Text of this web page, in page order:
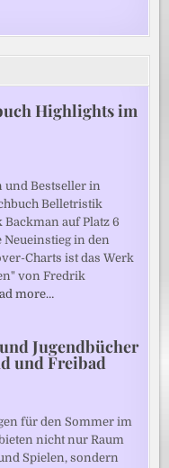
Highlights im
und Bestseller in
Belletristik
auf Platz 6
in den
Charts ist das Werk
von Fredrik
more…
Jugendbücher
und Freibad
für den Sommer im
nicht nur Raum
Spielen, sondern